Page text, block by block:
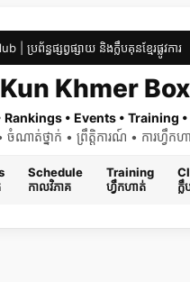
ព័ន្ធផ្សព្វផ្សាយ និងក្លឹបគុនខ្មែរផ្លូវការ
Khmer
Rankings • Events • Training
ចំណាត់ថ្នាក់ • ព្រឹត្តិការណ៍ • ការហ្វឹ
Schedule
កាលវិភាគ
Training
ហ្វឹកហាត់
ក្